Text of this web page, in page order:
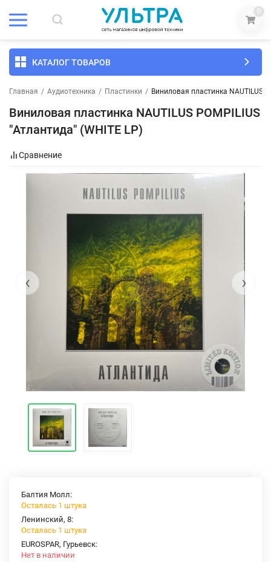
0
КАТАЛОГ ТОВАРОВ
Главная / Аудиотехника / Пластинки / Виниловая пластинка NAUTILUS
Виниловая пластинка NAUTILUS POMPILIUS
"Атлантида" (WHITE LP)
Сравнение
‹ ›
Балтия Молл:
Осталась 1 штука
Ленинский, 8:
Осталась 1 штука
EUROSPAR, Гурьевск:
Нет в наличии